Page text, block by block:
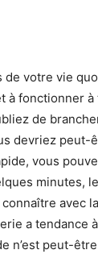
votre vie
à fonctionner à
de
devriez peut-
vous
minutes,
avec
a tendance
n’est peut-